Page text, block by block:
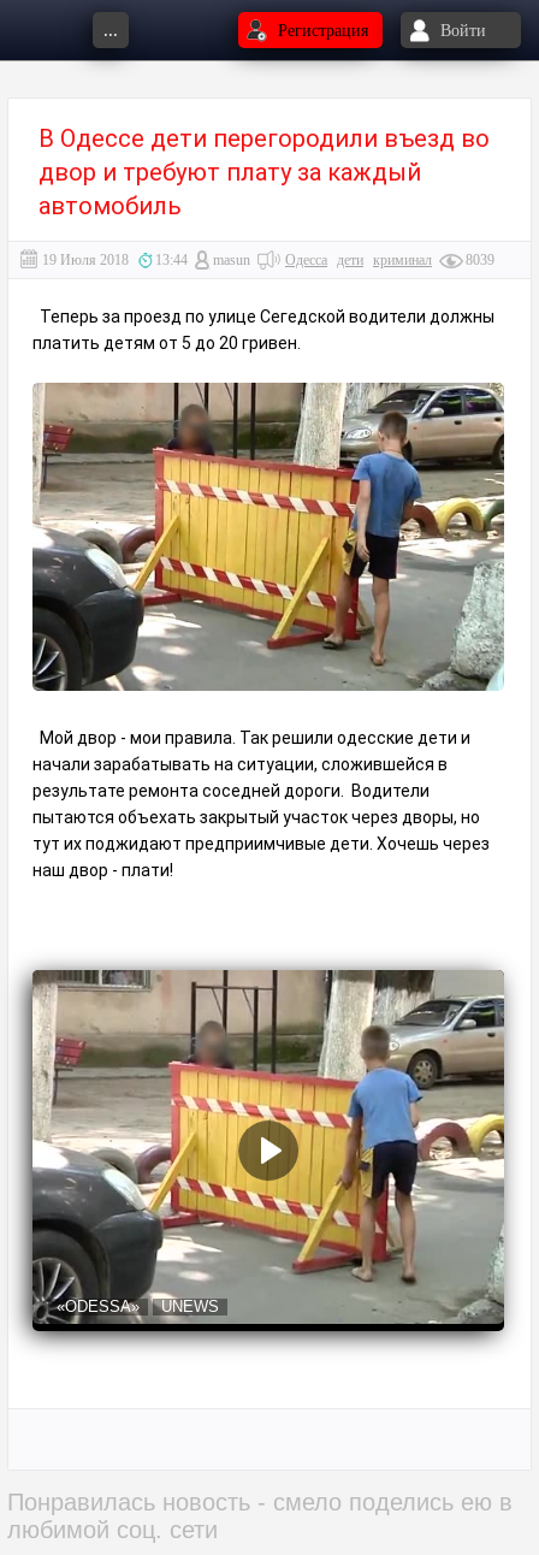
... Регистрация Войти
В Одессе дети перегородили въезд во
двор и требуют плату за каждый
автомобиль
19 Июля 2018 13:44 masun Одесса дети криминал 8039
Теперь за проезд по улице Сегедской водители должны
платить детям от 5 до 20 гривен.
Мой двор - мои правила. Так решили одесские дети и
начали зарабатывать на ситуации, сложившейся в
результате ремонта соседней дороги. Водители
пытаются объехать закрытый участок через дворы, но
тут их поджидают предприимчивые дети. Хочешь через
наш двор - плати!
«ODESSA» UNEWS
Понравилась новость - смело поделись ею в
любимой соц. сети